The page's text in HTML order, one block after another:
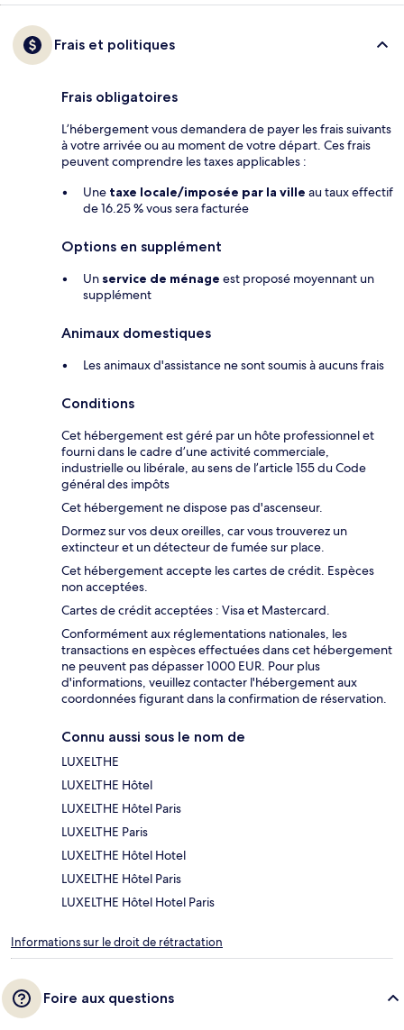
Frais et politiques
Frais obligatoires
L’hébergement vous demandera de payer les frais suivants
à votre arrivée ou au moment de votre départ. Ces frais
peuvent comprendre les taxes applicables :
Une taxe locale/imposée par la ville au taux effectif
de 16.25 % vous sera facturée
Options en supplément
Un service de ménage est proposé moyennant un
supplément
Animaux domestiques
Les animaux d'assistance ne sont soumis à aucuns frais
Conditions
Cet hébergement est géré par un hôte professionnel et
fourni dans le cadre d’une activité commerciale,
industrielle ou libérale, au sens de l’article 155 du Code
général des impôts
Cet hébergement ne dispose pas d'ascenseur.
Dormez sur vos deux oreilles, car vous trouverez un
extincteur et un détecteur de fumée sur place.
Cet hébergement accepte les cartes de crédit. Espèces
non acceptées.
Cartes de crédit acceptées : Visa et Mastercard.
Conformément aux réglementations nationales, les
transactions en espèces effectuées dans cet hébergement
ne peuvent pas dépasser 1000 EUR. Pour plus
d'informations, veuillez contacter l'hébergement aux
coordonnées figurant dans la confirmation de réservation.
Connu aussi sous le nom de
LUXELTHE
LUXELTHE Hôtel
LUXELTHE Hôtel Paris
LUXELTHE Paris
LUXELTHE Hôtel Hotel
LUXELTHE Hôtel Paris
LUXELTHE Hôtel Hotel Paris
Informations sur le droit de rétractation
Foire aux questions